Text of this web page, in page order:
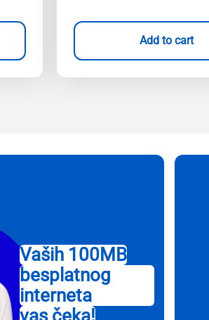
Add to cart
Vaših 100MB
besplatnog
interneta